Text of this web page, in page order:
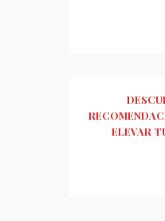
ELEVAR